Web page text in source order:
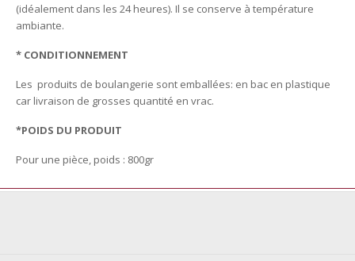
(idéalement dans les 24 heures). Il se conserve à température
ambiante.
* CONDITIONNEMENT
Les produits de boulangerie sont emballées: en bac en plastique
car livraison de grosses quantité en vrac.
*POIDS DU PRODUIT
Pour une pièce, poids : 800gr